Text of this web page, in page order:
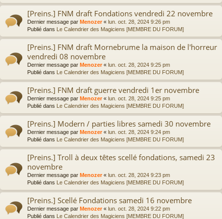
[Preins.] FNM draft Fondations vendredi 22 novembre
Dernier message par Menozer« lun. oct. 28, 2024 9:26 pm
Publié dans Le Calendrier des Magiciens [MEMBRE DU FORUM]
[Preins.] FNM draft Mornebrume la maison de l'horreur
vendredi 08 novembre
Dernier message par Menozer« lun. oct. 28, 2024 9:25 pm
Publié dans Le Calendrier des Magiciens [MEMBRE DU FORUM]
[Preins.] FNM draft guerre vendredi 1er novembre
Dernier message par Menozer« lun. oct. 28, 2024 9:25 pm
Publié dans Le Calendrier des Magiciens [MEMBRE DU FORUM]
[Preins.] Modern / parties libres samedi 30 novembre
Dernier message par Menozer« lun. oct. 28, 2024 9:24 pm
Publié dans Le Calendrier des Magiciens [MEMBRE DU FORUM]
[Preins.] Troll à deux têtes scellé fondations, samedi 23
novembre
Dernier message par Menozer« lun. oct. 28, 2024 9:23 pm
Publié dans Le Calendrier des Magiciens [MEMBRE DU FORUM]
[Preins.] Scellé Fondations samedi 16 novembre
Dernier message par Menozer« lun. oct. 28, 2024 9:22 pm
Publié dans Le Calendrier des Magiciens [MEMBRE DU FORUM]